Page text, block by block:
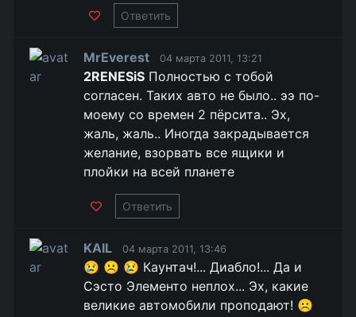
Ответить
MrEverest 04 марта 2011, 13:21
2RENESiS Полностью с тобой
согласен. Таких авто не было.. ээ по-
моему со времен 2 пёрсита.. Эх,
жаль, жаль.. Иногда закрадывается
желание, взорвать все ящики и
плойки на всей планете
Ответить
KAIL 04 марта 2011, 13:46
😢 ☹️ 😢 Каунтач!... Диабло!... Да и
Сэсто Элементо неплох... Эх, какие
великие автомобили проподают! ☹️